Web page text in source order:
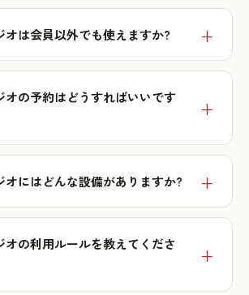
オは会員以外でも使えますか?
オの予約はどうすればいいです
オにはどんな設備がありますか?
オの利用ルールを教えてくださ